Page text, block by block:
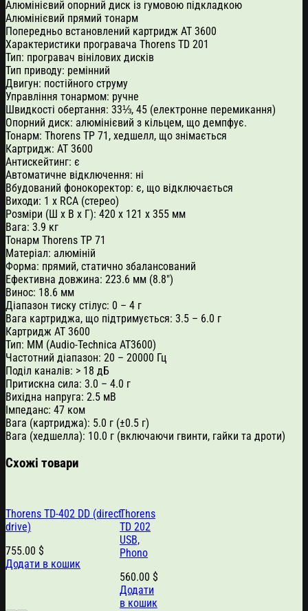
Алюмінієвий опорний диск із гумовою підкладкою
Алюмінієвий прямий тонарм
Попередньо встановлений картридж AT 3600
Характеристики програвача Thorens TD 201
Тип: програвач вінілових дисків
Тип приводу: ремінний
Двигун: постійного струму
Управління тонармом: ручне
Швидкості обертання: 33⅓, 45 (електронне перемикання)
Опорний диск: алюмінієвий з кільцем, що демпфує.
Тонарм: Thorens TP 71, хедшелл, що знімається
Картридж: AT 3600
Антискейтинг: є
Автоматичне відключення: ні
Вбудований фонокоректор: є, що відключається
Виходи: 1 х RCA (стерео)
Розміри (Ш х В х Г): 420 x 121 x 355 мм
Вага: 3.9 кг
Тонарм Thorens TP 71
Матеріал: алюміній
Форма: прямий, статично збалансований
Ефективна довжина: 223.6 мм (8.8″)
Винос: 18.6 мм
Діапазон тиску стілус: 0 – 4 г
Вага картриджа, що підтримується: 3.5 – 6.0 г
Картридж AT 3600
Тип: MM (Audio-Technica AT3600)
Частотний діапазон: 20 – 20000 Гц
Поділ каналів: > 18 дБ
Притискна сила: 3.0 – 4.0 г
Вихідна напруга: 2.5 мВ
Імпеданс: 47 ком
Вага (картриджа): 5.0 г (±0.5 г)
Вага (хедшелла): 10.0 г (включаючи гвинти, гайки та дроти)
Схожі товари
Thorens TD-402 DD (direct
drive)
755.00 $
Додати в кошик
Thorens
TD 202
USB,
Phono
560.00$
Додати
в кошик